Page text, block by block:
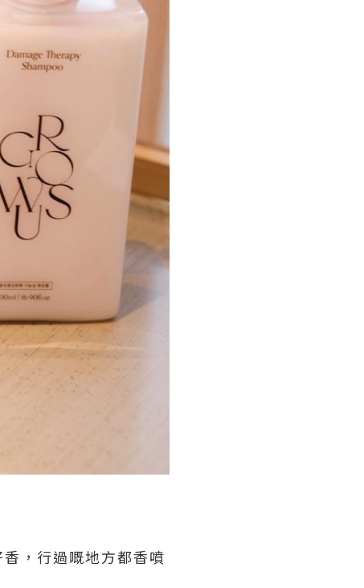
，行過嘅地方都香噴